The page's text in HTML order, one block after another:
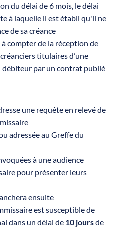
du délai de 6 mois, le délai
à laquelle il est établi qu'il ne
de sa créance
à compter de la réception de
titulaires d’une
débiteur par un contrat publié
une requête en relevé de
adressée au Greffe du
à une audience
pour présenter leurs
ensuite
est susceptible de
dans un délai de 10 joursde